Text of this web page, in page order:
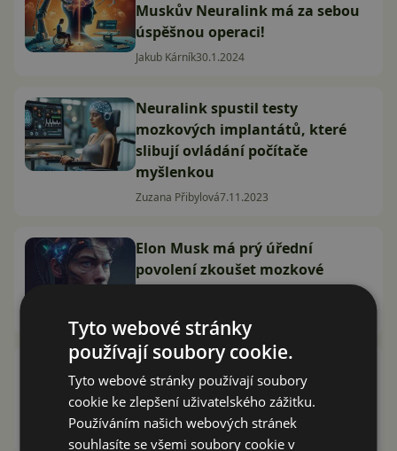
Muskův Neuralink má za sebou
úspěšnou operaci!
Jakub Kárník30.1.2024
Neuralink spustil testy
mozkových implantátů, které
slibují ovládání počítače
myšlenkou
Zuzana Přibylová7.11.2023
Elon Musk má prý úřední
povolení zkoušet mozkové
implantáty
Elon Musk končí v Tesle jako
předseda správní rady. Kdo ho
nahradí?
Tyto webové stránky
používají soubory cookie.
Tyto webové stránky používají soubory
cookie ke zlepšení uživatelského zážitku.
Používáním našich webových stránek
souhlasíte se všemi soubory cookie v